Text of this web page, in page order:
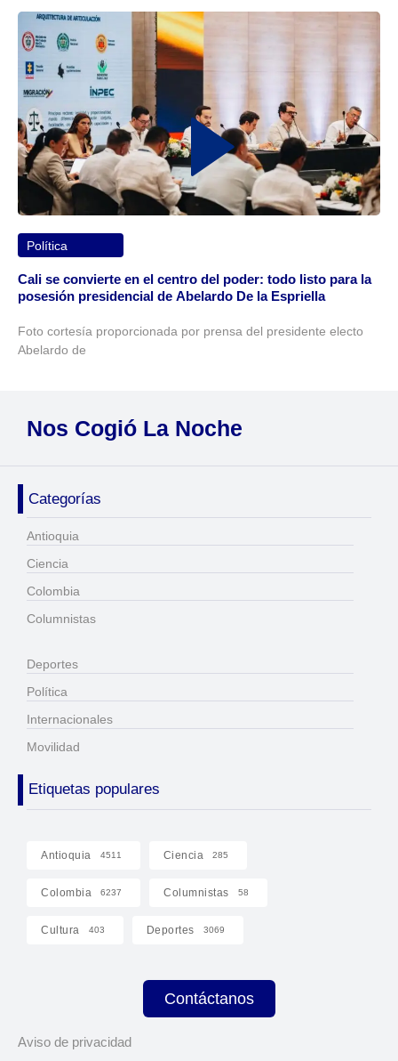
Política
Cali se convierte en el centro del poder: todo listo para la
posesión presidencial de Abelardo De la Espriella
Foto cortesía proporcionada por prensa del presidente electo
Abelardo de
Nos Cogió La Noche
Categorías
Antioquia
Ciencia
Colombia
Columnistas
Deportes
Política
Internacionales
Movilidad
Etiquetas populares
Antioquia 4511 Ciencia 285
Colombia 6237 Columnistas 58
Cultura 403 Deportes 3069
Contáctanos
Aviso de privacidad